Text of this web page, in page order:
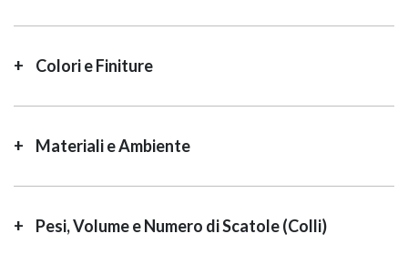
Colori e Finiture
Materiali e Ambiente
Pesi, Volume e Numero di Scatole (Colli)